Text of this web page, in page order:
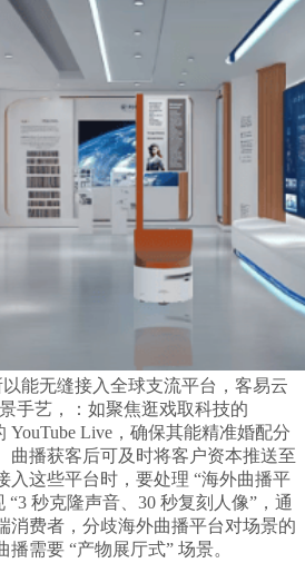
能无缝接入全球支流平台，客易云
手艺，：如聚焦逛戏取科技的
YouTube Live，确保其能精准婚配分
曲播获客后可及时将客户资本推送至
入这些平台时，要处理 “海外曲播平
“3 秒克隆声音、30 秒复刻人像”，通
消费者，分歧海外曲播平台对场景的
需要 “产物展厅式” 场景。